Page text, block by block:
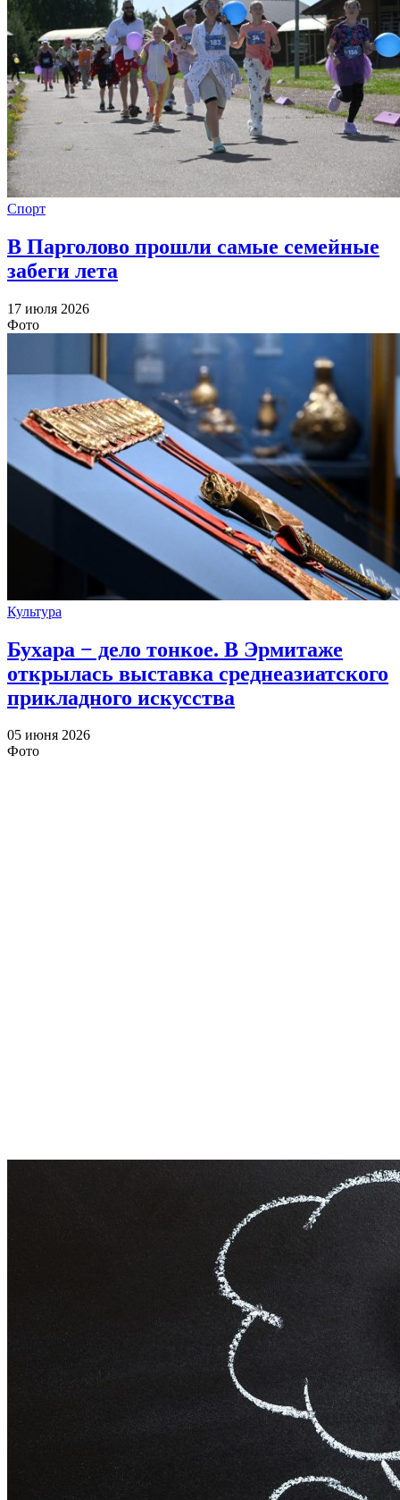
Спорт
В Парголово прошли самые семейные
забеги лета
17 июля 2026
Фото
Культура
Бухара − дело тонкое. В Эрмитаже
открылась выставка среднеазиатского
прикладного искусства
05 июня 2026
Фото